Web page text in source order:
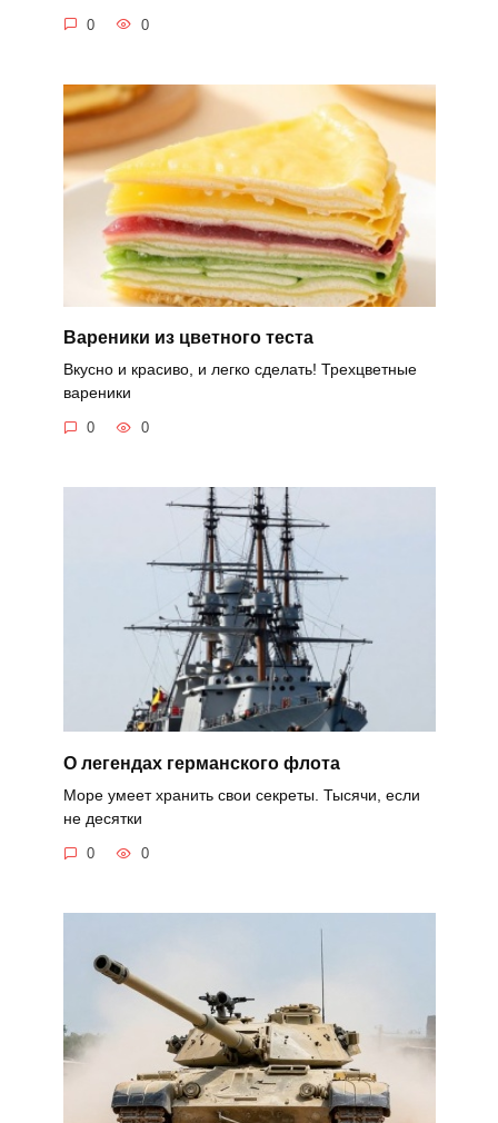
0 0
Вареники из цветного теста
Вкусно и красиво, и легко сделать! Трехцветные
вареники
0 0
О легендах германского флота
Море умеет хранить свои секреты. Тысячи, если
не десятки
0 0